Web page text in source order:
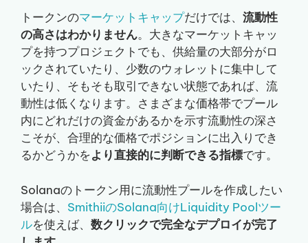
トークンのマーケットキャップだけでは、 流動性
の高さはわかりません。大きなマーケットキャッ
プを持つプロジェクトでも、供給量の大部分がロ
ックされていたり、少数のウォレットに集中して
いたり、そもそも取引できない状態であれば、流
動性は低くなります。さまざまな価格帯でプール
内にどれだけの資金があるかを示す流動性の深さ
こそが、合理的な価格でポジションに出入りでき
るかどうかをより直接的に判断できる指標です。
Solanaのトークン用に流動性プールを作成したい
場合は、 SmithiiのSolana向けLiquidity Poolツー
ルを使えば、 数クリックで完全なデプロイが完了